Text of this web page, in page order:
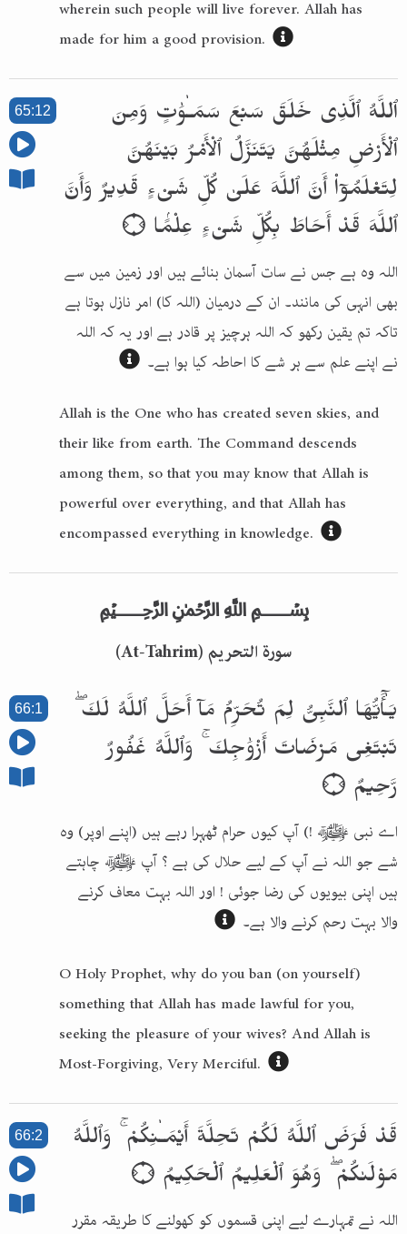
wherein such people will live forever. Allah has
made for him a good provision.
ٱللَّهُ ٱلَّذِى خَلَقَ سَبْعَ سَمَـٰوَٰتٍ وَمِنَ
ٱلْأَرْضِ مِثْلَهُنَّ يَتَنَزَّلُ ٱلْأَمْرُ بَيْنَهُنَّ
لِتَعْلَمُوٓا۟ أَنَّ ٱللَّهَ عَلَىٰ كُلِّ شَىْءٍ قَدِيرٌ وَأَنَّ
ٱللَّهَ قَدْ أَحَاطَ بِكُلِّ شَىْءٍ عِلْمًۢا ۝
اللہ وہ ہے جس نے سات آسمان بنائے ہیں اور زمین میں سے
بھی انہی کی مانند۔ ان کے درمیان (اللہ کا) امر نازل ہوتا ہے
تاکہ تم یقین رکھو کہ اللہ ہرچیز پر قادر ہے اور یہ کہ اللہ
نے اپنے علم سے ہر شے کا احاطہ کیا ہوا ہے۔
Allah is the One who has created seven skies, and
their like from earth. The Command descends
among them, so that you may know that Allah is
powerful over everything, and that Allah has
encompassed everything in knowledge.
65:12
﷽
سورة التحريم (At-Tahrim)
يَـٰٓأَيُّهَا ٱلنَّبِىُّ لِمَ تُحَرِّمُ مَآ أَحَلَّ ٱللَّهُ لَكَ ۖ
تَبْتَغِى مَرْضَاتَ أَزْوَٰجِكَ ۚ وَٱللَّهُ غَفُورٌ
رَّحِيمٌ ۝
اے نبی ﷺ !) آپ کیوں حرام ٹھہرا رہے ہیں (اپنے اوپر) وہ
شے جو اللہ نے آپ کے لیے حلال کی ہے ؟ آپ ﷺ چاہتے
ہیں اپنی بیویوں کی رضا جوئی ! اور اللہ بہت معاف کرنے
والا بہت رحم کرنے والا ہے۔
O Holy Prophet, why do you ban (on yourself)
something that Allah has made lawful for you,
seeking the pleasure of your wives? And Allah is
Most-Forgiving, Very Merciful.
66:1
قَدْ فَرَضَ ٱللَّهُ لَكُمْ تَحِلَّةَ أَيْمَـٰنِكُمْ ۚ وَٱللَّهُ
مَوْلَىٰكُمْ ۖ وَهُوَ ٱلْعَلِيمُ ٱلْحَكِيمُ ۝
اللہ نے تمہارے لیے اپنی قسموں کو کھولنے کا طریقہ مقرر
66:2